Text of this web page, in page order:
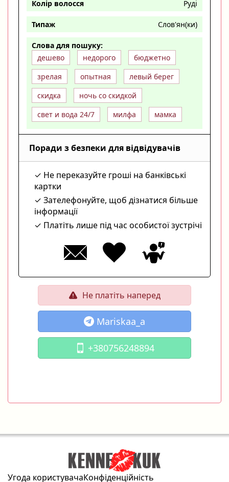
Колір волосся Руді
Типаж Слов'ян(ки)
Слова для пошуку:
дешево
недорого
бюджетно
зрелая
опытная
левый берег
скидка
ночь со скидкой
свет и вода 24/7
милфа мамка
Поради з безпеки для відвідувачів
Не переказуйте гроші на банківські
картки
Зателефонуйте, щоб дізнатися більше
інформації
Платіть лише під час особистої зустрічі
Не платіть наперед
Mariskaa_a
+380756248894
Угода користувачаКонфіденційність